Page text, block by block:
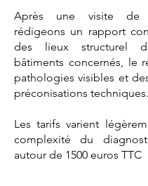
Après une visite de
rédigeons un rapport
des lieux structurel
bâtiments concernés, le
pathologies visibles et
préconisations techniques.
Les tarifs varient
complexité du
autour de 1500 euros TTC